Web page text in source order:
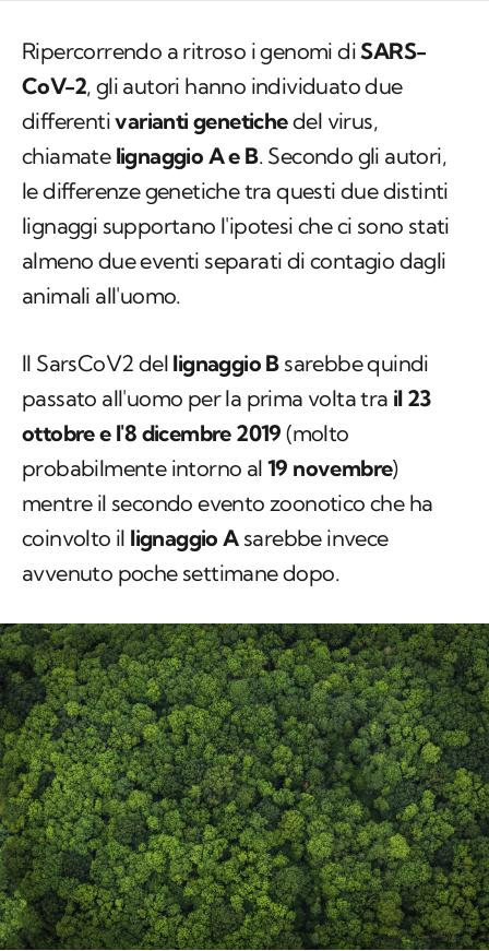
Ripercorrendo a ritroso i genomi diSARS-
CoV-2, gli autori hanno individuato due
differentivarianti genetichedel virus,
chiamate lignaggio A e B. Secondo gli autori,
le differenze genetiche tra questi due distinti
lignaggi supportano l'ipotesi che ci sono stati
almeno due eventi separati di contagio dagli
animali all'uomo.
Il SarsCoV2 del lignaggio Bsarebbe quindi
passato all'uomo per la prima volta tra il 23
ottobre e l'8 dicembre 2019 (molto
probabilmente intorno al 19 novembre)
mentre il secondo evento zoonotico che ha
coinvolto il lignaggio Asarebbe invece
avvenuto poche settimane dopo.